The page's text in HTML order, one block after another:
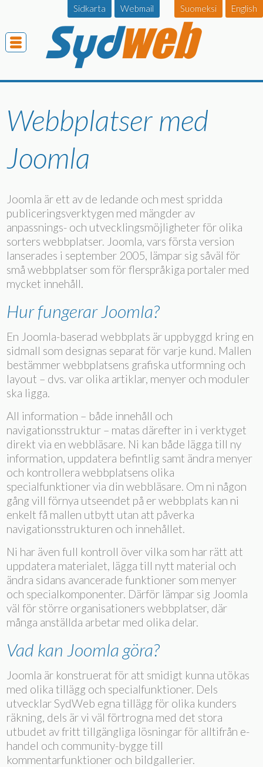
English
Suomeksi
Webmail
Sidkarta
Webbplatser med
Joomla
Joomla är ett av de ledande och mest spridda
publiceringsverktygen med mängder av
anpassnings- och utvecklingsmöjligheter för olika
sorters webbplatser. Joomla, vars första version
lanserades i september 2005, lämpar sig såväl för
små webbplatser som för flerspråkiga portaler med
mycket innehåll.
Hur fungerar Joomla?
En Joomla-baserad webbplats är uppbyggd kring en
sidmall som designas separat för varje kund. Mallen
bestämmer webbplatsens grafiska utformning och
layout – dvs. var olika artiklar, menyer och moduler
ska ligga.
All information – både innehåll och
navigationsstruktur – matas därefter in i verktyget
direkt via en webbläsare. Ni kan både lägga till ny
information, uppdatera befintlig samt ändra menyer
och kontrollera webbplatsens olika
specialfunktioner via din webbläsare. Om ni någon
gång vill förnya utseendet på er webbplats kan ni
enkelt få mallen utbytt utan att påverka
navigationsstrukturen och innehållet.
Ni har även full kontroll över vilka som har rätt att
uppdatera materialet, lägga till nytt material och
ändra sidans avancerade funktioner som menyer
och specialkomponenter. Därför lämpar sig Joomla
väl för större organisationers webbplatser, där
många anställda arbetar med olika delar.
Vad kan Joomla göra?
Joomla är konstruerat för att smidigt kunna utökas
med olika tillägg och specialfunktioner. Dels
utvecklar SydWeb egna tillägg för olika kunders
räkning, dels är vi väl förtrogna med det stora
utbudet av fritt tillgängliga lösningar för alltifrån e-
handel och community-bygge till
kommentarfunktioner och bildgallerier.